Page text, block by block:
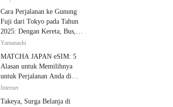
Cara Perjalanan ke Gunung
Fuji dari Tokyo pada Tahun
2025: Dengan Kereta, Bus,
dan Mobil
Yamanashi
MATCHA JAPAN eSIM: 5
Alasan untuk Memilihnya
untuk Perjalanan Anda di
Jepang
Internet
Takeya, Surga Belanja di